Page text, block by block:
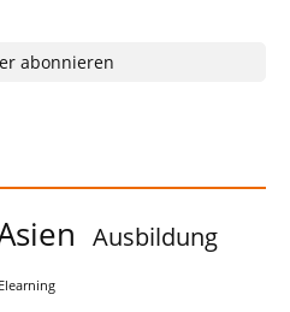
abonnieren
Ausbildung